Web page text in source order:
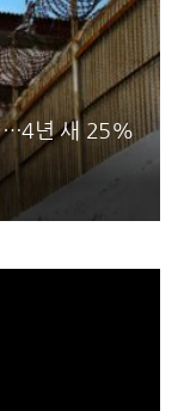
…4년 새 25%